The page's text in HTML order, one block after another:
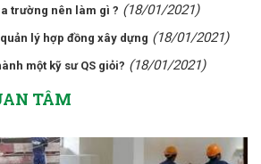
trường nên làm gì ? (18/01/2021)
lý hợp đồng xây dựng (18/01/2021)
một kỹ sư QS giỏi? (18/01/2021)
TÂM